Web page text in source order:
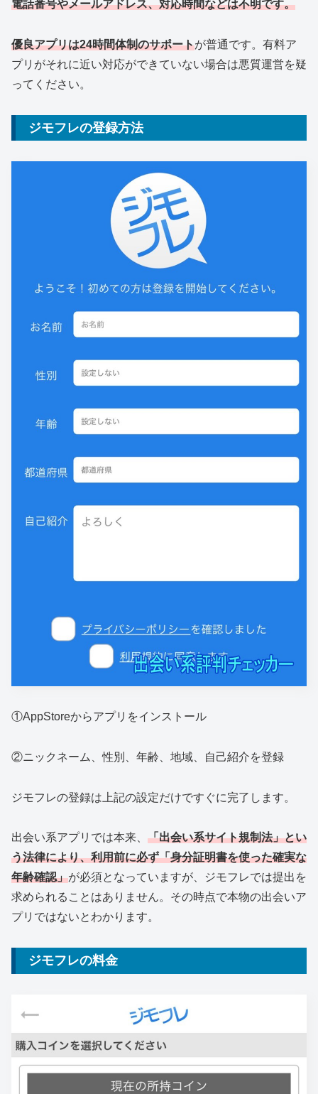
電話番号やメールアドレス、対応時間などは不明です。
優良アプリは24時間体制のサポートが普通です。有料ア
プリがそれに近い対応ができていない場合は悪質運営を疑
ってください。
ジモフレの登録方法
①AppStoreからアプリをインストール
②ニックネーム、性別、年齢、地域、自己紹介を登録
ジモフレの登録は上記の設定だけですぐに完了します。
出会い系アプリでは本来、 「出会い系サイト規制法」とい
う法律により、利用前に必ず「身分証明書を使った確実な
年齢確認」が必須となっていますが、ジモフレでは提出を
求められることはありません。その時点で本物の出会いア
プリではないとわかります。
ジモフレの料金